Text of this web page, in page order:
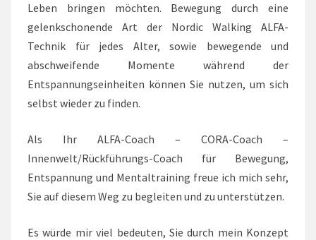
Leben bringen möchten. Bewegung durch eine
gelenkschonende Art der Nordic Walking ALFA-
Technik für jedes Alter, sowie bewegende und
abschweifende Momente während der
Entspannungseinheiten können Sie nutzen, um sich
selbst wieder zu finden.
Als Ihr ALFA-Coach – CORA-Coach –
Innenwelt/Rückführungs-Coach für Bewegung,
Entspannung und Mentaltraining freue ich mich sehr,
Sie auf diesem Weg zu begleiten und zu unterstützen.
Es würde mir viel bedeuten, Sie durch mein Konzept